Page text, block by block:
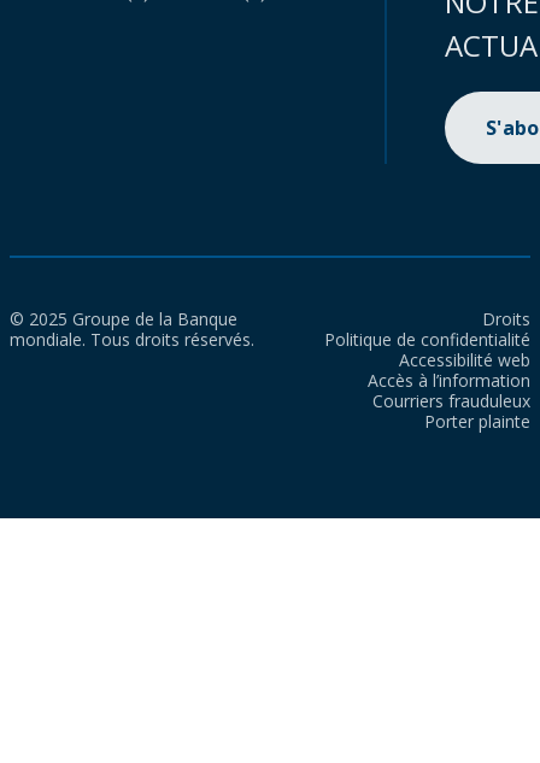
© 2025 Groupe de la Banque
mondiale. Tous droits réservés.
Droits
Politique de confidentialité
Accessibilité web
Accès à l’information
Courriers frauduleux
Porter plainte